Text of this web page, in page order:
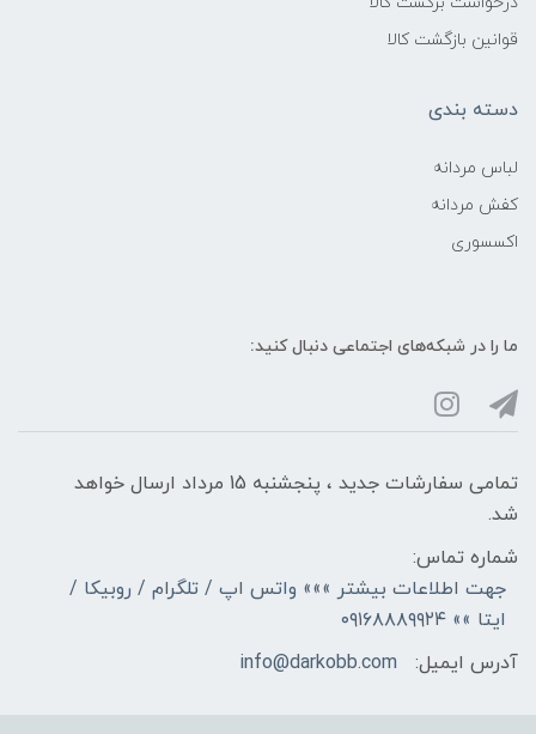
قوانین بازگشت کالا
دسته بندی
لباس مردانه
کفش مردانه
اکسسوری
ما را در شبکه‌های اجتماعی دنبال کنید:
تمامی سفارشات جدید ، پنجشنبه 15 مرداد ارسال خواهد
شد.
شماره تماس:
جهت اطلاعات بیشتر »»» واتس اپ / تلگرام / روبیکا /
ایتا »» ۰۹۱۶۸۸۸۹۹۲۴
آدرس ایمیل:
info@darkobb.com